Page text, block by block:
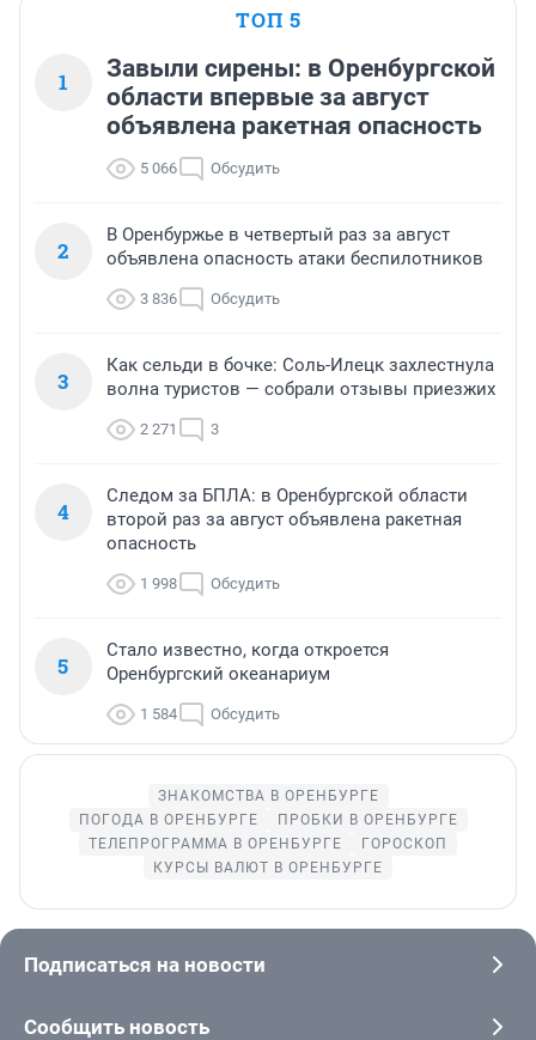
ТОП 5
1
Завыли сирены: в Оренбургской
области впервые за август
объявлена ракетная опасность
5 066 Обсудить
2
В Оренбуржье в четвертый раз за август
объявлена опасность атаки беспилотников
3 836 Обсудить
3
Как сельди в бочке: Соль-Илецк захлестнула
волна туристов — собрали отзывы приезжих
2 271 3
4
Следом за БПЛА: в Оренбургской области
второй раз за август объявлена ракетная
опасность
1 998 Обсудить
5
Стало известно, когда откроется
Оренбургский океанариум
1 584 Обсудить
ЗНАКОМСТВА В ОРЕНБУРГЕ
ПОГОДА В ОРЕНБУРГЕ
ПРОБКИ В ОРЕНБУРГЕ
ТЕЛЕПРОГРАММА В ОРЕНБУРГЕ
ГОРОСКОП
КУРСЫ ВАЛЮТ В ОРЕНБУРГЕ
Подписаться на новости
Сообщить новость